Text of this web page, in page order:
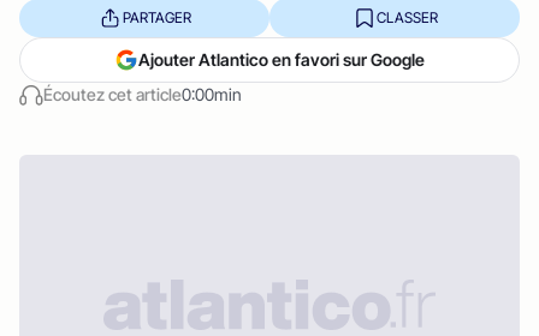
Écoutez cet article0:00min
PARTAGER CLASSER
Ajouter Atlantico en favori sur Google